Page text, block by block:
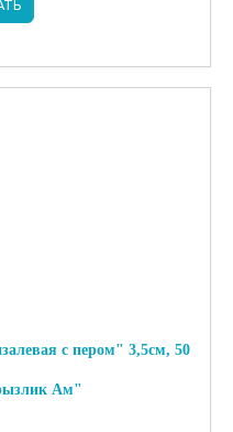
с пером" 3,5см, 50
Ам"